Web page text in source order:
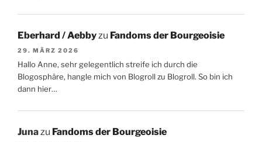
Eberhard / Aebby zu Fandoms der Bourgeoisie
29. MÄRZ 2026
Hallo Anne, sehr gelegentlich streife ich durch die
Blogosphäre, hangle mich von Blogroll zu Blogroll. So bin ich
dann hier…
Juna zu Fandoms der Bourgeoisie